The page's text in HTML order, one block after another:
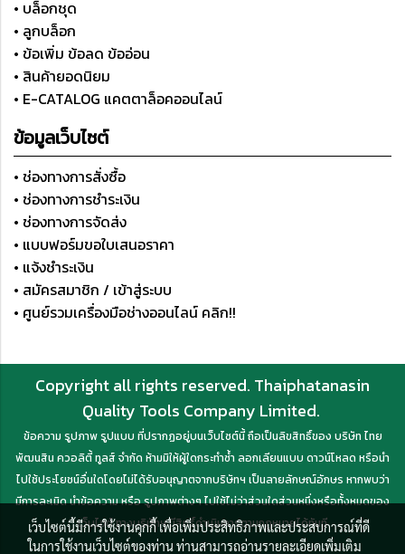
• บล็อกชุด
• ลูกบล็อก
• ข้อเพิ่ม ข้อลด ข้ออ่อน
• สินค้ายอดนิยม
• E-CATALOG แคตตาล็อคออนไลน์
ข้อมูลเว็บไซต์
• ช่องทางการสั่งซื้อ
• ช่องทางการชำระเงิน
• ช่องทางการจัดส่ง
• แบบฟอร์มขอใบเสนอราคา
• แจ้งชำระเงิน
• สมัครสมาชิก / เข้าสู่ระบบ
• ศูนย์รวมเครื่องมือช่างออนไลน์ คลิก!!
Copyright all rights reserved. Thaiphatanasin
Quality Tools Company Limited.
ข้อความ รูปภาพ รูปแบบ ที่ปรากฏอยู่บนเว็บไซต์นี้ ถือเป็นลิขสิทธิ์ของ บริษัท ไทย
พัฒนสิน ควอลิตี้ ทูลส์ จำกัด ห้ามมิให้ผู้ใดกระทำซ้ำ ลอกเลียนแบบ ดาวน์โหลด หรือนำ
ไปใช้ประโยชน์อื่นใดโดยไม่ได้รับอนุญาตจากบริษัทฯ เป็นลายลักษณ์อักษร หากพบว่า
มีการละเมิด นำข้อความ หรือ รูปภาพต่างๆ ไปใช้ไม่ว่าส่วนใดส่วนหนึ่งหรือทั้งหมดของ
เว็บไซต์ ทางบริษัทฯ มีสิทธิ์ดำเนินการตามกฎหมายได้ทันที
เว็บไซต์นี้มีการใช้งานคุกกี้ เพื่อเพิ่มประสิทธิภาพและประสบการณ์ที่ดี
ในการใช้งานเว็บไซต์ของท่าน ท่านสามารถอ่านรายละเอียดเพิ่มเติม